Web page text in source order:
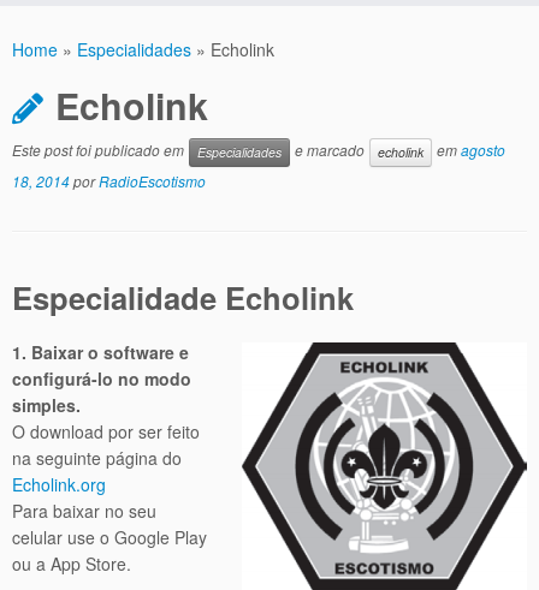
toHome » Especialidades » Echolink
Echolink
Este post foi publicado em Especialidades e marcado echolink emagosto
18, 2014porRadioEscotismo
Especialidade Echolink
1. Baixar o software e
configurá-lo no modo
simples.
O download por ser feito
na seguinte página do
Echolink.org
Para baixar no seu
celular use o Google Play
ou a App Store.